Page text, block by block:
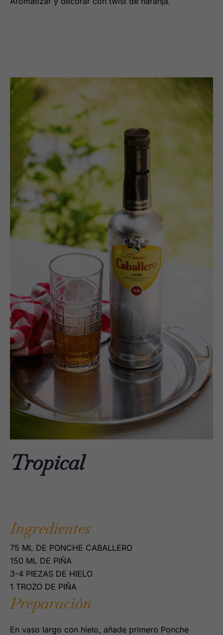
Tropical
Ingredientes
75 ML DE PONCHE CABALLERO
150 ML DE PIÑA
3-4 PIEZAS DE HIELO
1 TROZO DE PIÑA
Preparación
En vaso largo con hielo, añade primero Ponche